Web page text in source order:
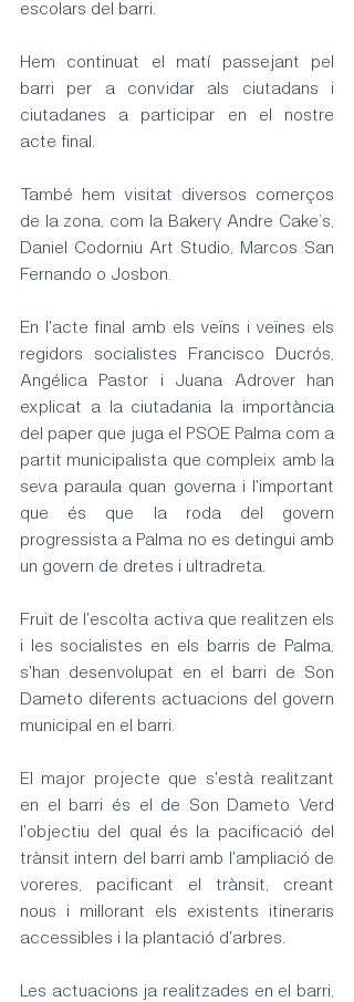
escolars del barri.
Hem continuat el matí passejant pel
barri per a convidar als ciutadans i
ciutadanes a participar en el nostre
acte final.
També hem visitat diversos comerços
de la zona, com la Bakery Andre Cake’s,
Daniel Codorniu Art Studio, Marcos San
Fernando o Josbon.
En l'acte final amb els veïns i veïnes els
regidors socialistes Francisco Ducrós,
Angélica Pastor i Juana Adrover han
explicat a la ciutadania la importància
del paper que juga el PSOE Palma com a
partit municipalista que compleix amb la
seva paraula quan governa i l'important
que és que la roda del govern
progressista a Palma no es detingui amb
un govern de dretes i ultradreta.
Fruit de l'escolta activa que realitzen els
i les socialistes en els barris de Palma,
s'han desenvolupat en el barri de Son
Dameto diferents actuacions del govern
municipal en el barri.
El major projecte que s'està realitzant
en el barri és el de Son Dameto Verd
l'objectiu del qual és la pacificació del
trànsit intern del barri amb l'ampliació de
voreres, pacificant el trànsit, creant
nous i millorant els existents itineraris
accessibles i la plantació d'arbres.
Les actuacions ja realitzades en el barri,